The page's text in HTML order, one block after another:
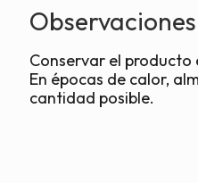
Observaciones
Conservar el producto
En épocas de calor,
cantidad posible.